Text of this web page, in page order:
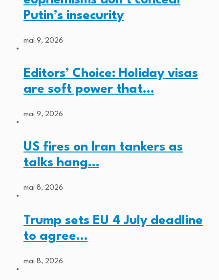
Putin’s insecurity
mai 9, 2026
Editors’ Choice: Holiday visas
are soft power that…
mai 9, 2026
US fires on Iran tankers as
talks hang…
mai 8, 2026
Trump sets EU 4 July deadline
to agree…
mai 8, 2026